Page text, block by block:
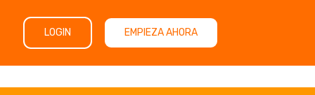
LOGIN EMPIEZA AHORA